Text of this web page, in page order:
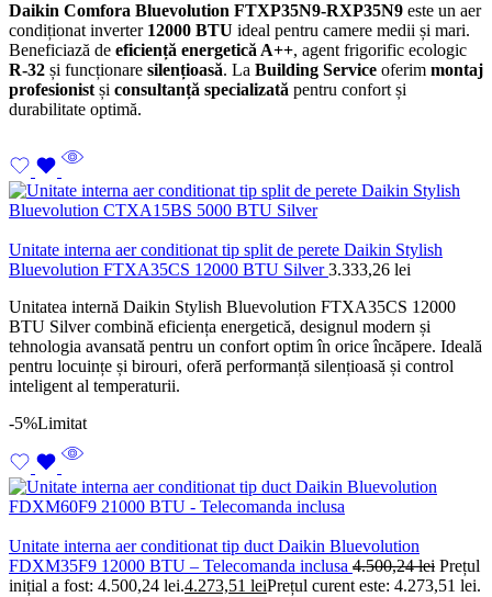
Daikin Comfora Bluevolution FTXP35N9-RXP35N9 este un aer
condiționat inverter 12000 BTU ideal pentru camere medii și mari.
Beneficiază de eficiență energetică A++, agent frigorific ecologic
R-32 și funcționare silențioasă. La Building Service oferim montaj
profesionistși consultanță specializată pentru confort și
durabilitate optimă.
Unitate interna aer conditionat tip split de perete Daikin Stylish
Bluevolution FTXA35CS 12000 BTU Silver3.333,26 lei
Unitatea internă Daikin Stylish Bluevolution FTXA35CS 12000
BTU Silver combină eficiența energetică, designul modern și
tehnologia avansată pentru un confort optim în orice încăpere. Ideală
pentru locuințe și birouri, oferă performanță silențioasă și control
inteligent al temperaturii.
-5%Limitat
Unitate interna aer conditionat tip duct Daikin Bluevolution
FDXM35F9 12000 BTU – Telecomanda inclusa 4.500,24lei Prețul
inițial a fost: 4.500,24 lei.4.273,51 leiPrețul curent este: 4.273,51 lei.